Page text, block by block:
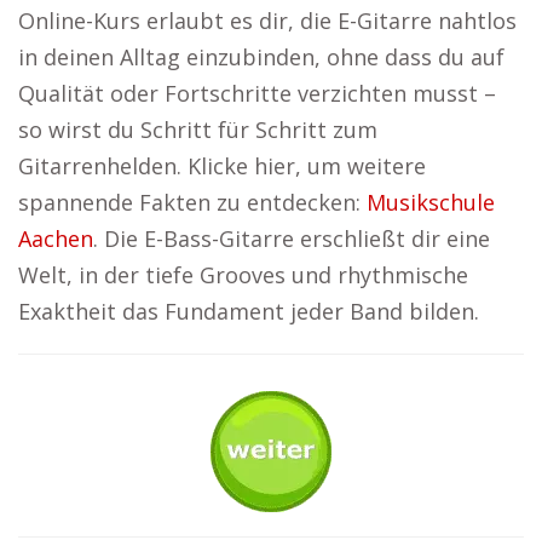
Online-Kurs erlaubt es dir, die E-Gitarre nahtlos
in deinen Alltag einzubinden, ohne dass du auf
Qualität oder Fortschritte verzichten musst –
so wirst du Schritt für Schritt zum
Gitarrenhelden. Klicke hier, um weitere
spannende Fakten zu entdecken: Musikschule
Aachen. Die E-Bass-Gitarre erschließt dir eine
Welt, in der tiefe Grooves und rhythmische
Exaktheit das Fundament jeder Band bilden.